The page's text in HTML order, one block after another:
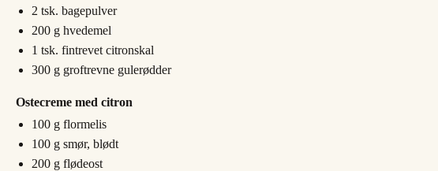
2 tsk. bagepulver
200 g hvedemel
1 tsk. fintrevet citronskal
300 g groftrevne gulerødder
Ostecreme med citron
100 g flormelis
100 g smør, blødt
200 g flødeost